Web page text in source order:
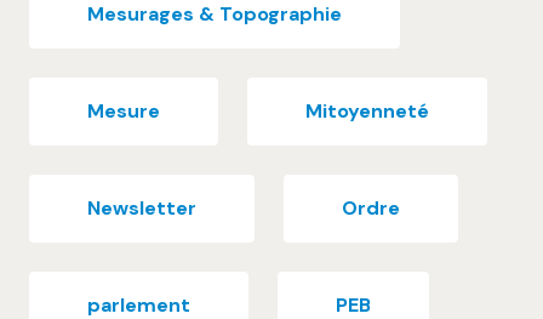
Mesurages & Topographie
Mesure Mitoyenneté
Newsletter Ordre
parlement PEB